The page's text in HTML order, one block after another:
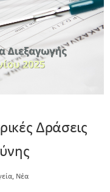
Δράσεις
, Νέα